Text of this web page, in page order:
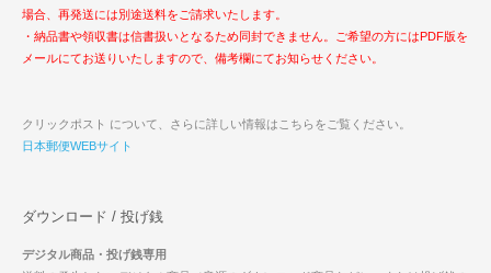
場合、再発送には別途送料をご請求いたします。
・納品書や領収書は信書扱いとなるため同封できません。ご希望の方にはPDF版を
メールにてお送りいたしますので、備考欄にてお知らせください。
クリックポスト について、さらに詳しい情報はこちらをご覧ください。
日本郵便WEBサイト
ダウンロード / 投げ銭
デジタル商品・投げ銭専用